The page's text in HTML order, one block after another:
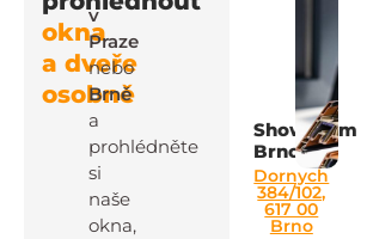
okna
a dveře
osobně
v
Praze
nebo
Brně
a
prohlédněte
si
naše
okna,
Showroom
Brno
Dornych
384/102,
617 00
Brno